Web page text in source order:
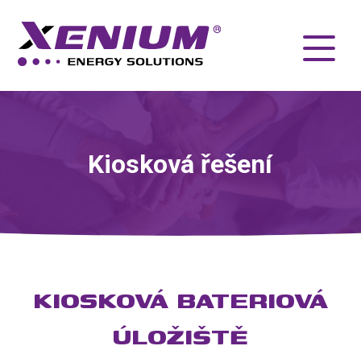
Kiosková řešení
KIOSKOVÁ BATERIOVÁ
ÚLOŽIŠTĚ